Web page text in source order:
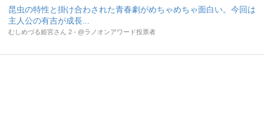
昆虫の特性と掛け合わされた青春劇がめちゃめちゃ面白い。今回は
主人公の有吉が成長...
むしめづる姫宮さん 2 - @ラノオンアワード投票者